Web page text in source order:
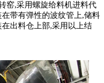
窑,采用螺旋给料机进料代
带有弹性的波纹管上,储料
出料仓上部,采用以上结